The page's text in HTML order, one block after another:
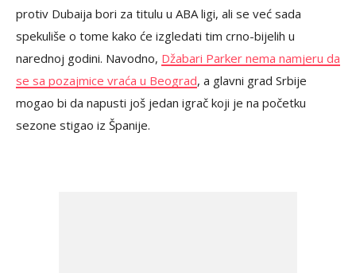
protiv Dubaija bori za titulu u ABA ligi, ali se već sada
spekuliše o tome kako će izgledati tim crno-bijelih u
narednoj godini. Navodno, Džabari Parker nema namjeru da
se sa pozajmice vraća u Beograd, a glavni grad Srbije
mogao bi da napusti još jedan igrač koji je na početku
sezone stigao iz Španije.